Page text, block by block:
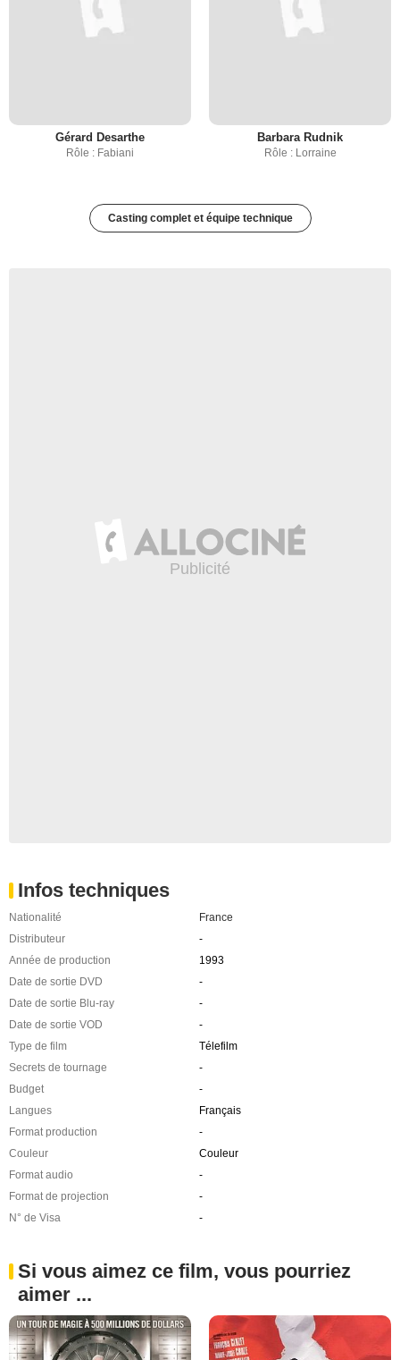
Gérard Desarthe
Rôle : Fabiani
Barbara Rudnik
Rôle : Lorraine
Casting complet et équipe technique
Infos techniques
Nationalité
France
Distributeur
-
Année de production
1993
Date de sortie DVD
-
Date de sortie Blu-ray
-
Date de sortie VOD
-
Type de film
Télefilm
Secrets de tournage
-
Budget
-
Langues
Français
Format production
-
Couleur
Couleur
Format audio
-
Format de projection
-
N° de Visa
-
Si vous aimez ce film, vous pourriez
aimer ...